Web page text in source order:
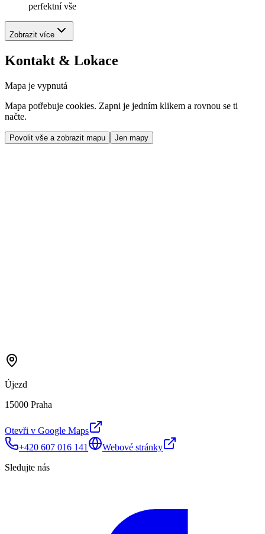
perfektní vše
Zobrazit více
Kontakt & Lokace
Mapa je vypnutá
Mapa potřebuje cookies. Zapni je jedním klikem a rovnou se ti
načte.
Povolit vše a zobrazit mapu Jen mapy
Újezd
15000 Praha
Otevři v Google Maps
+420 607 016 141
Webové stránky
Sledujte nás